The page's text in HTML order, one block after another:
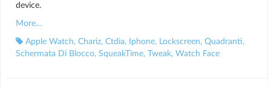
device.
More…
Apple Watch, Chariz, Ctdia, Iphone, Lockscreen, Quadranti,
Schermata Di Blocco, SqueakTime, Tweak, Watch Face